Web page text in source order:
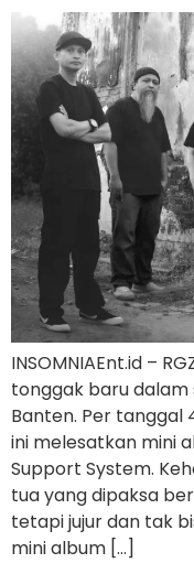
INSOMNIAEnt.id –
tonggak baru dalam
Banten. Per tanggal
ini melesatkan mini
Support System.
tua yang dipaksa
tetapi jujur dan tak
mini album […]